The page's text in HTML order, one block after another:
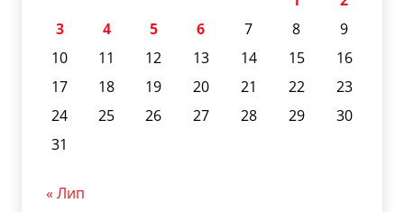
3
4 5 6 7 8
9
10
11 12 13 14 15
16
17
18 19 20 21 22
23
24
25 26 27 28 29
30
31
« Лип